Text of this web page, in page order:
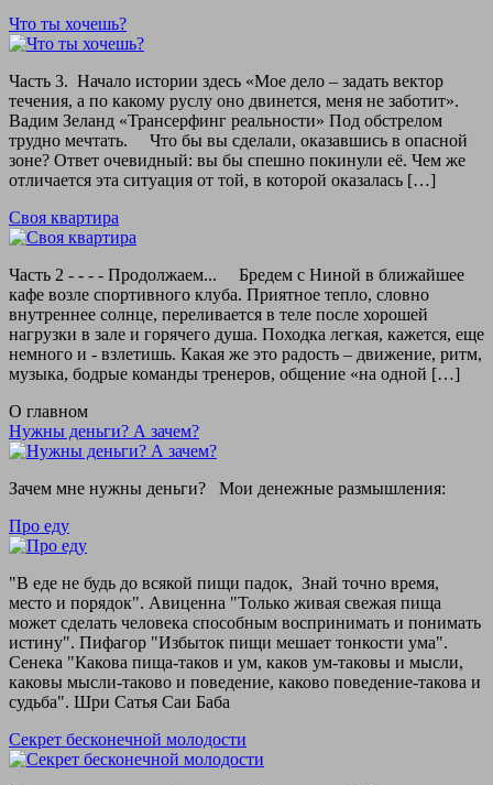
Что ты хочешь?
Часть 3. Начало истории здесь «Мое дело – задать вектор
течения, а по какому руслу оно двинется, меня не заботит».
Вадим Зеланд «Трансерфинг реальности» Под обстрелом
трудно мечтать. Что бы вы сделали, оказавшись в опасной
зоне? Ответ очевидный: вы бы спешно покинули её. Чем же
отличается эта ситуация от той, в которой оказалась […]
Своя квартира
Часть 2 - - - - Продолжаем... Бредем с Ниной в ближайшее
кафе возле спортивного клуба. Приятное тепло, словно
внутреннее солнце, переливается в теле после хорошей
нагрузки в зале и горячего душа. Походка легкая, кажется, еще
немного и - взлетишь. Какая же это радость – движение, ритм,
музыка, бодрые команды тренеров, общение «на одной […]
О главном
Нужны деньги? А зачем?
Зачем мне нужны деньги? Мои денежные размышления:
Про еду
"В еде не будь до всякой пищи падок, Знай точно время,
место и порядок". Авиценна "Только живая свежая пища
может сделать человека способным воспринимать и понимать
истину". Пифагор "Избыток пищи мешает тонкости ума".
Сенека "Какова пища-таков и ум, каков ум-таковы и мысли,
каковы мысли-таково и поведение, каково поведение-такова и
судьба". Шри Сатья Саи Баба
Секрет бесконечной молодости